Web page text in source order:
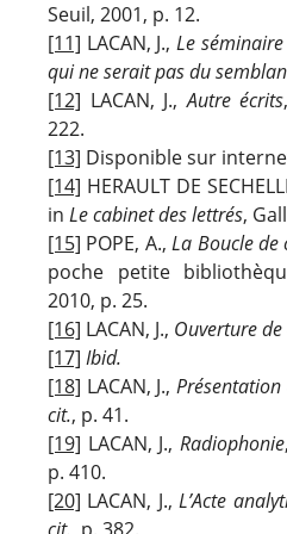
Seuil, 2001, p. 12.
[11] LACAN, J., Le séminaire
qui ne serait pas du
[12] LACAN, J.,Autre écrits
222.
[13] Disponible sur
[14] HERAULT DE
in Le cabinet des lettrés,
[15] POPE, A.,La Boucle de
poche petite
2010, p. 25.
[16] LACAN, J., Ouverture
[17] Ibid.
[18] LACAN, J.,
cit., p. 41.
[19] LACAN, J., Radiophonie
p. 410.
[20] LACAN, J.,L’Acte